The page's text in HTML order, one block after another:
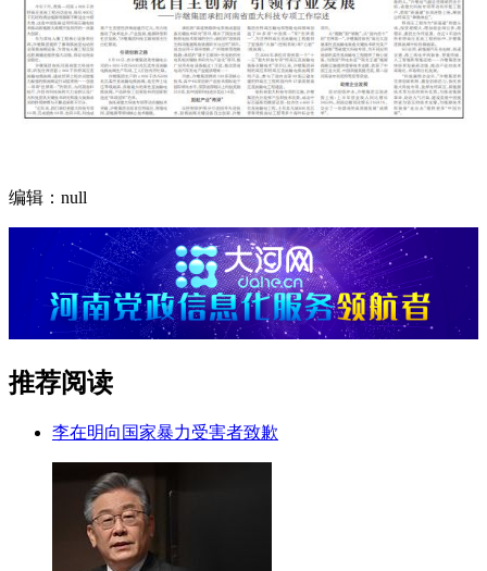
编辑：null
推荐阅读
李在明向国家暴力受害者致歉